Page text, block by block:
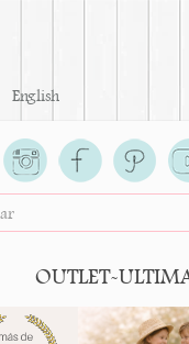
English
OUTLET-